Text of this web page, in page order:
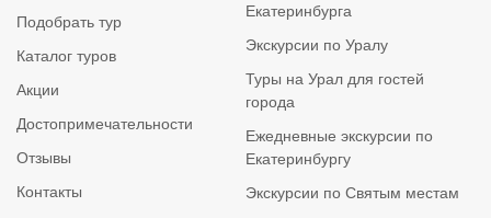
Подобрать тур
Каталог туров
Акции
Достопримечательности
Отзывы
Контакты
Екатеринбурга
Экскурсии по Уралу
Туры на Урал для гостей
города
Ежедневные экскурсии по
Екатеринбургу
Экскурсии по Святым местам